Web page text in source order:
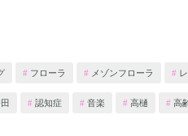
フローラ メゾンフローラ
認知症 音楽 高樋 高